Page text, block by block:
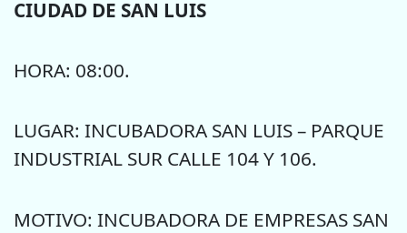
CIUDAD DE SAN LUIS
HORA: 08:00.
LUGAR: INCUBADORA SAN LUIS – PARQUE
INDUSTRIAL SUR CALLE 104 Y 106.
MOTIVO: INCUBADORA DE EMPRESAS SAN